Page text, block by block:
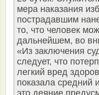
мера наказания
пострадавшим
то, что человек
дальнейшем, во
«Из заключения
следует, что
легкий вред
показала средний
это деяние